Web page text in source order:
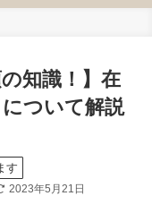
の知識！】在
ついて解説
す
2023年5月21日